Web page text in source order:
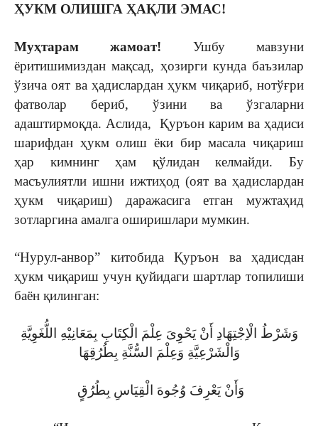
ҲУКМ ОЛИШГА ҲАҚЛИ ЭМАС!
Муҳтарам жамоат! Ушбу мавзуни
ёритишимиздан мақсад, ҳозирги кунда баъзилар
ўзича оят ва ҳадислардан ҳукм чиқариб, нотўғри
фатволар бериб, ўзини ва ўзгаларни
адаштирмоқда. Аслида, Қуръон карим ва ҳадиси
шарифдан ҳукм олиш ёки бир масала чиқариш
ҳар кимнинг ҳам қўлидан келмайди. Бу
масъулиятли ишни ижтиҳод (оят ва ҳадислардан
ҳукм чиқариш) даражасига етган мужтаҳид
зотларгина амалга оширишлари мумкин.
“Нурул-анвор” китобида Қуръон ва ҳадисдан
ҳукм чиқариш учун қуйидаги шартлар топилиши
баён қилинган:
وَشَرْطُ الْاِجْتِهَادِ أَنْ یَحْوِیَ عِلْمَ الْکِتَابِ بِمَعَانِيْهِ اللُّغَوِیَّةِ
وَالْشَرْعِیَّةِ وَعِلْمَ السُّنَّةِ بِطُرُقِهَا
وَأَنْ یَعْرِفَ وُجُوهَ الْقِیَاسِ بِطُرُقٍ